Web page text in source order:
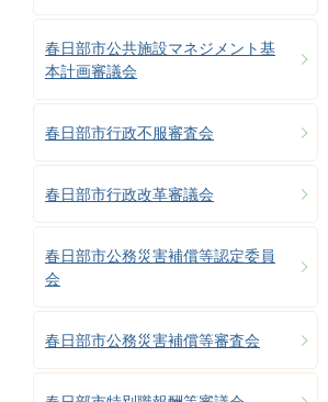
春日部市公共施設マネジメント基
本計画審議会
春日部市行政不服審査会
春日部市行政改革審議会
春日部市公務災害補償等認定委員
会
春日部市公務災害補償等審査会